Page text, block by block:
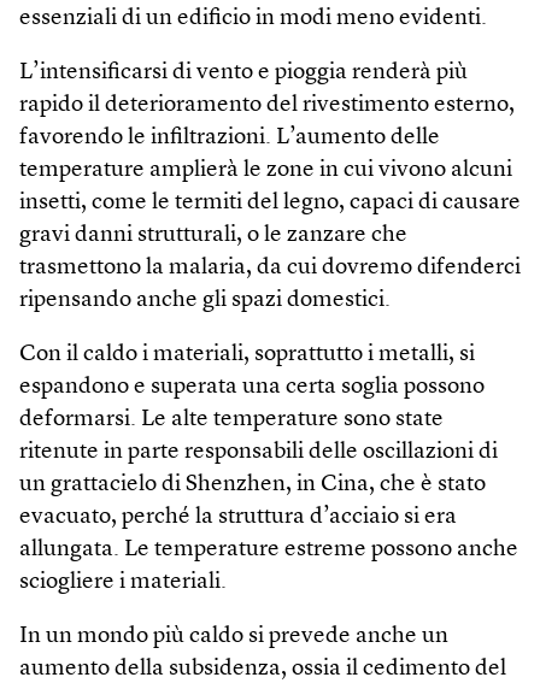
essenziali di un edificio in modi meno evidenti.
L’intensificarsi di vento e pioggia renderà più
rapido il deterioramento del rivestimento esterno,
favorendo le infiltrazioni. L’aumento delle
temperature amplierà le zone in cui vivono alcuni
insetti, come le termiti del legno, capaci di causare
gravi danni strutturali, o le zanzare che
trasmettono la malaria, da cui dovremo difenderci
ripensando anche gli spazi domestici.
Con il caldo i materiali, soprattutto i metalli, si
espandono e superata una certa soglia possono
deformarsi. Le alte temperature sono state
ritenute in parte responsabili delle oscillazioni di
un grattacielo di Shenzhen, in Cina, che è stato
evacuato, perché la struttura d’acciaio si era
allungata. Le temperature estreme possono anche
sciogliere i materiali.
In un mondo più caldo si prevede anche un
aumento della subsidenza, ossia il cedimento del